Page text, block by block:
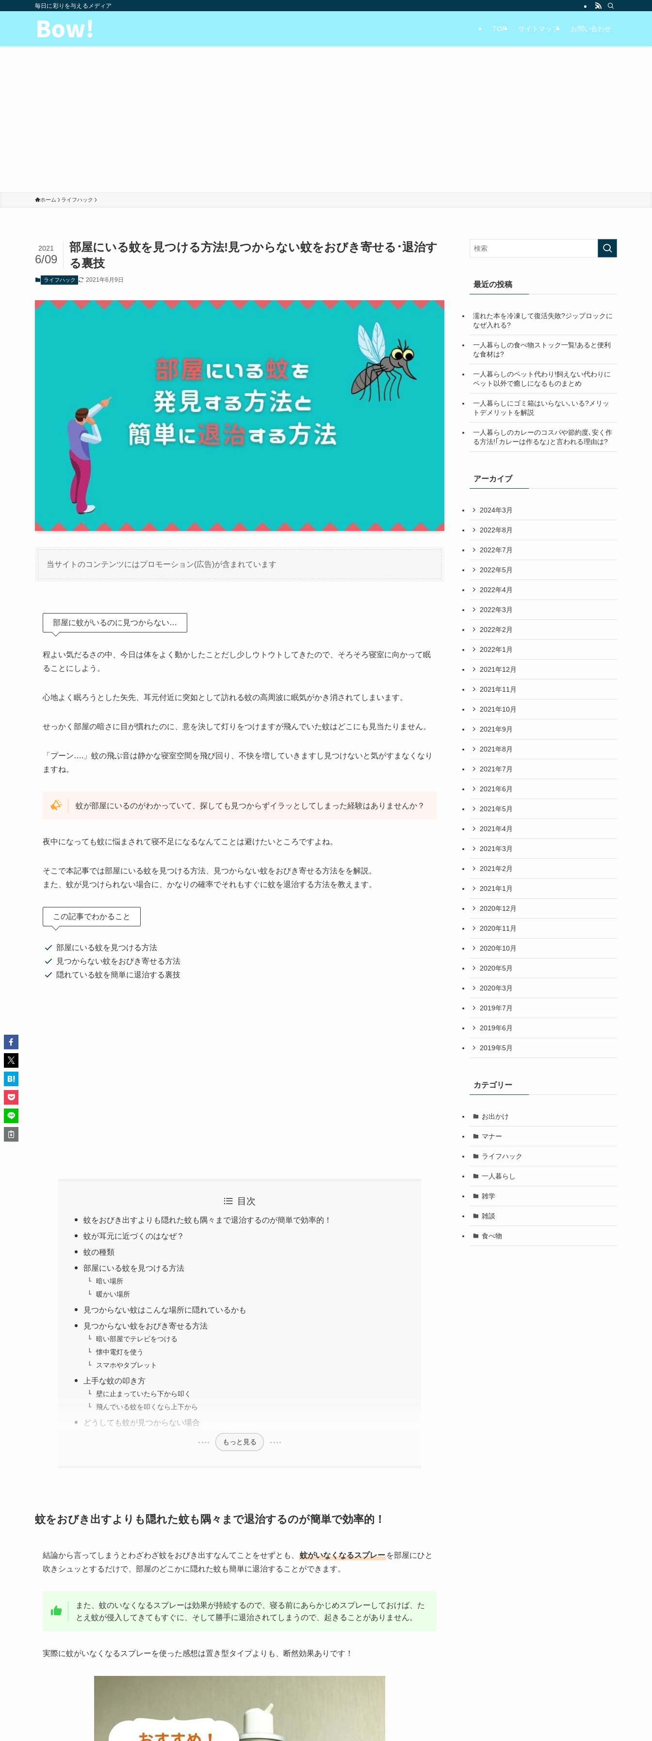
毎日に彩りを与えるメディア
TOP サイトマップ お問い合わせ
ホーム ライフハック
部屋にいる蚊を見つける方法!見つからない蚊をおびき寄せる･退治す
る裏技
2021
6/09
ライフハック 2021年6月9日
当サイトのコンテンツにはプロモーション(広告)が含まれています
部屋に蚊がいるのに見つからない…
程よい気だるさの中、今日は体をよく動かしたことだし少しウトウトしてきたので、そろそろ寝室に向かって眠
ることにしよう。
心地よく眠ろうとした矢先、耳元付近に突如として訪れる蚊の高周波に眠気がかき消されてしまいます。
せっかく部屋の暗さに目が慣れたのに、意を決して灯りをつけますが飛んでいた蚊はどこにも見当たりません。
「プーン….」蚊の飛ぶ音は静かな寝室空間を飛び回り、不快を増していきますし見つけないと気がすまなくなり
ますね。
蚊が部屋にいるのがわかっていて、探しても見つからずイラッとしてしまった経験はありませんか？
夜中になっても蚊に悩まされて寝不足になるなんてことは避けたいところですよね。
そこで本記事では部屋にいる蚊を見つける方法、見つからない蚊をおびき寄せる方法をを解説。
また、蚊が見つけられない場合に、かなりの確率でそれもすぐに蚊を退治する方法を教えます。
この記事でわかること
部屋にいる蚊を見つける方法
見つからない蚊をおびき寄せる方法
隠れている蚊を簡単に退治する裏技
目次
蚊をおびき出すよりも隠れた蚊も隅々まで退治するのが簡単で効率的！
蚊が耳元に近づくのはなぜ？
蚊の種類
部屋にいる蚊を見つける方法
暗い場所
暖かい場所
見つからない蚊はこんな場所に隠れているかも
見つからない蚊をおびき寄せる方法
暗い部屋でテレビをつける
懐中電灯を使う
スマホやタブレット
上手な蚊の叩き方
壁に止まっていたら下から叩く
飛んでいる蚊を叩くなら上下から
どうしても蚊が見つからない場合
もっと見る
蚊をおびき出すよりも隠れた蚊も隅々まで退治するのが簡単で効率的！
結論から言ってしまうとわざわざ蚊をおびき出すなんてことをせずとも、 蚊がいなくなるスプレー を部屋にひと
吹きシュッとするだけで、部屋のどこかに隠れた蚊も簡単に退治することができます。
また、蚊のいなくなるスプレーは効果が持続するので、寝る前にあらかじめスプレーしておけば、た
とえ蚊が侵入してきてもすぐに、そして勝手に退治されてしまうので、起きることがありません。
実際に蚊がいなくなるスプレーを使った感想は置き型タイプよりも、断然効果ありです！
最近の投稿
濡れた本を冷凍して復活失敗?ジップロックに
なぜ入れる?
一人暮らしの食べ物ストック一覧!あると便利
な食材は?
一人暮らしのペット代わり!飼えない代わりに
ペット以外で癒しになるものまとめ
一人暮らしにゴミ箱はいらない､いる?メリッ
トデメリットを解説
一人暮らしのカレーのコスパや節約度､安く作
る方法!｢カレーは作るな｣と言われる理由は?
アーカイブ
2024年3月
2022年8月
2022年7月
2022年5月
2022年4月
2022年3月
2022年2月
2022年1月
2021年12月
2021年11月
2021年10月
2021年9月
2021年8月
2021年7月
2021年6月
2021年5月
2021年4月
2021年3月
2021年2月
2021年1月
2020年12月
2020年11月
2020年10月
2020年5月
2020年3月
2019年7月
2019年6月
2019年5月
カテゴリー
お出かけ
マナー
ライフハック
一人暮らし
雑学
雑談
食べ物